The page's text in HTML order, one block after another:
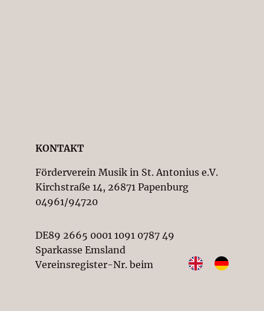
KONTAKT
Förderverein Musik in St. Antonius e.V.
Kirchstraße 14, 26871 Papenburg
04961/94720
DE89 2665 0001 1091 0787 49
Sparkasse Emsland
Vereinsregister-Nr. beim